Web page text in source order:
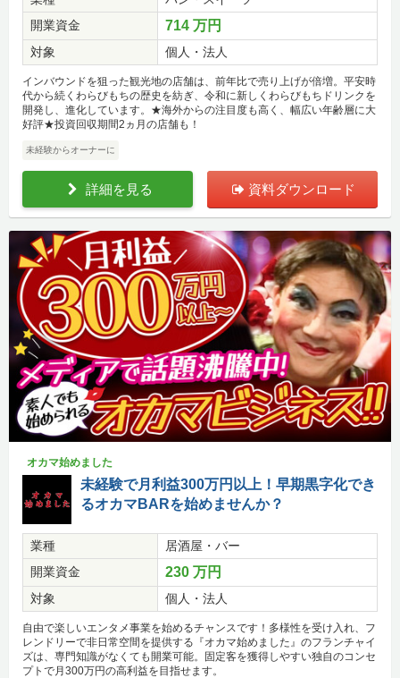
開業資金
714 万円
対象 個人・法人
インバウンドを狙った観光地の店舗は、前年比で売り上げが倍増。平安時
代から続くわらびもちの歴史を紡ぎ、令和に新しくわらびもちドリンクを
開発し、進化しています。★海外からの注目度も高く、幅広い年齢層に大
好評★投資回収期間2ヵ月の店舗も！
未経験からオーナーに
詳細を見る 資料ダウンロード
オカマ始めました
未経験で月利益300万円以上！早期黒字化でき
るオカマBARを始めませんか？
業種
居酒屋・バー
開業資金
230 万円
対象 個人・法人
自由で楽しいエンタメ事業を始めるチャンスです！多様性を受け入れ、フ
レンドリーで非日常空間を提供する『オカマ始めました』のフランチャイ
ズは、専門知識がなくても開業可能。固定客を獲得しやすい独自のコンセ
プトで月300万円の高利益を目指せます。